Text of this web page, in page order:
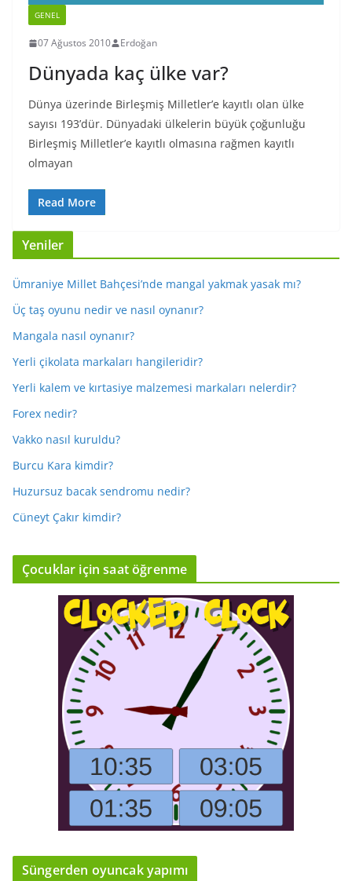
GENEL
07 Ağustos 2010 Erdoğan
Dünyada kaç ülke var?
Dünya üzerinde Birleşmiş Milletler’e kayıtlı olan ülke
sayısı 193’dür. Dünyadaki ülkelerin büyük çoğunluğu
Birleşmiş Milletler’e kayıtlı olmasına rağmen kayıtlı
olmayan
Read More
Yeniler
Ümraniye Millet Bahçesi’nde mangal yakmak yasak mı?
Üç taş oyunu nedir ve nasıl oynanır?
Mangala nasıl oynanır?
Yerli çikolata markaları hangileridir?
Yerli kalem ve kırtasiye malzemesi markaları nelerdir?
Forex nedir?
Vakko nasıl kuruldu?
Burcu Kara kimdir?
Huzursuz bacak sendromu nedir?
Cüneyt Çakır kimdir?
Çocuklar için saat öğrenme
Süngerden oyuncak yapımı